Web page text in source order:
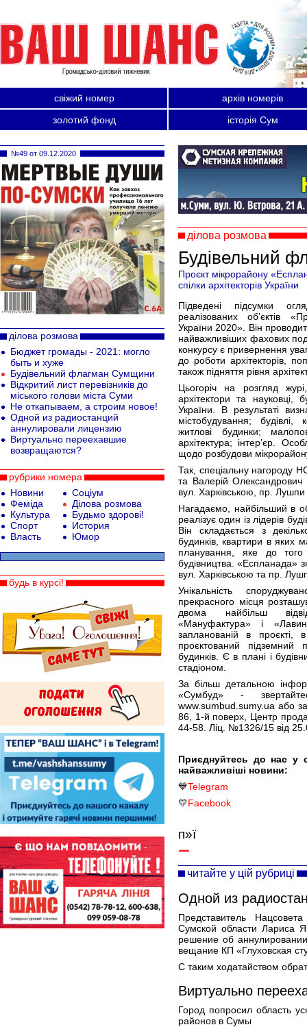
свіжий номер
архів номерів
золотий фонд
історія Сум
ділова розмова
Будівельний
Проєкт мікрорайону
спілки архітекторів України
Підведені підсумки
реалізованих об’єктів
України 2020». Він
найважливіших фахових
конкурсу є привернення
до роботи архітекторів,
також підняття рівня
Цьогоріч на розгляд
архітектори та науковці,
України. В результаті
містобудування;
житлові будинки;
архітектура; інтер’єр.
щодо розбудови
Так, спеціальну нагороду
та Валерій Олександрович
вул. Харківською, пр.
Нагадаємо, найбільший в
реалізує один із лідерів
Він складається з
будинків, квартири в яких
планування, яке до
будівництва. «Еспланада»
вул. Харківською та пр.
Унікальність
прекрасного місця
двома найбільш
«Мануфактура» і
запланованій в
проєктований підземний
будинків. Є в плані і
стадіоном.
За більш детальною
«Сумбуд» -
www.sumbud.sumy.ua або
86, 1-й поверх, Центр
44-58. Ліц. №1326/15 від
Приєднуйтесь до нас у
найважливіші новини:
💙Telegram
💛Facebook
п»ї
читайте у цій рубриці
Одной из
Представитель
Сумской области Лариса
решение об
вещание КП «Глуховская
С таким ходатайством
Виртуально
Город попросил область
районов в Сумы
№49 от 09.12.2020
ділова розмова
Бюджет громады - 2021: могло
быть и хуже
Будівельний флагман Сумщини
Відкритий лист перевізників до
міського голови міста Суми
Не откапываем, а строим новое!
Одной из радиостанций
аннулировали лицензию
Виртуально переехавшие
возвращаются?
рубрики номера
Новини
Феміда
Культура
Спорт
Власть
Соціум
Ділова розмова
Будьмо здорові!
История
Юмор
будь в курсі!